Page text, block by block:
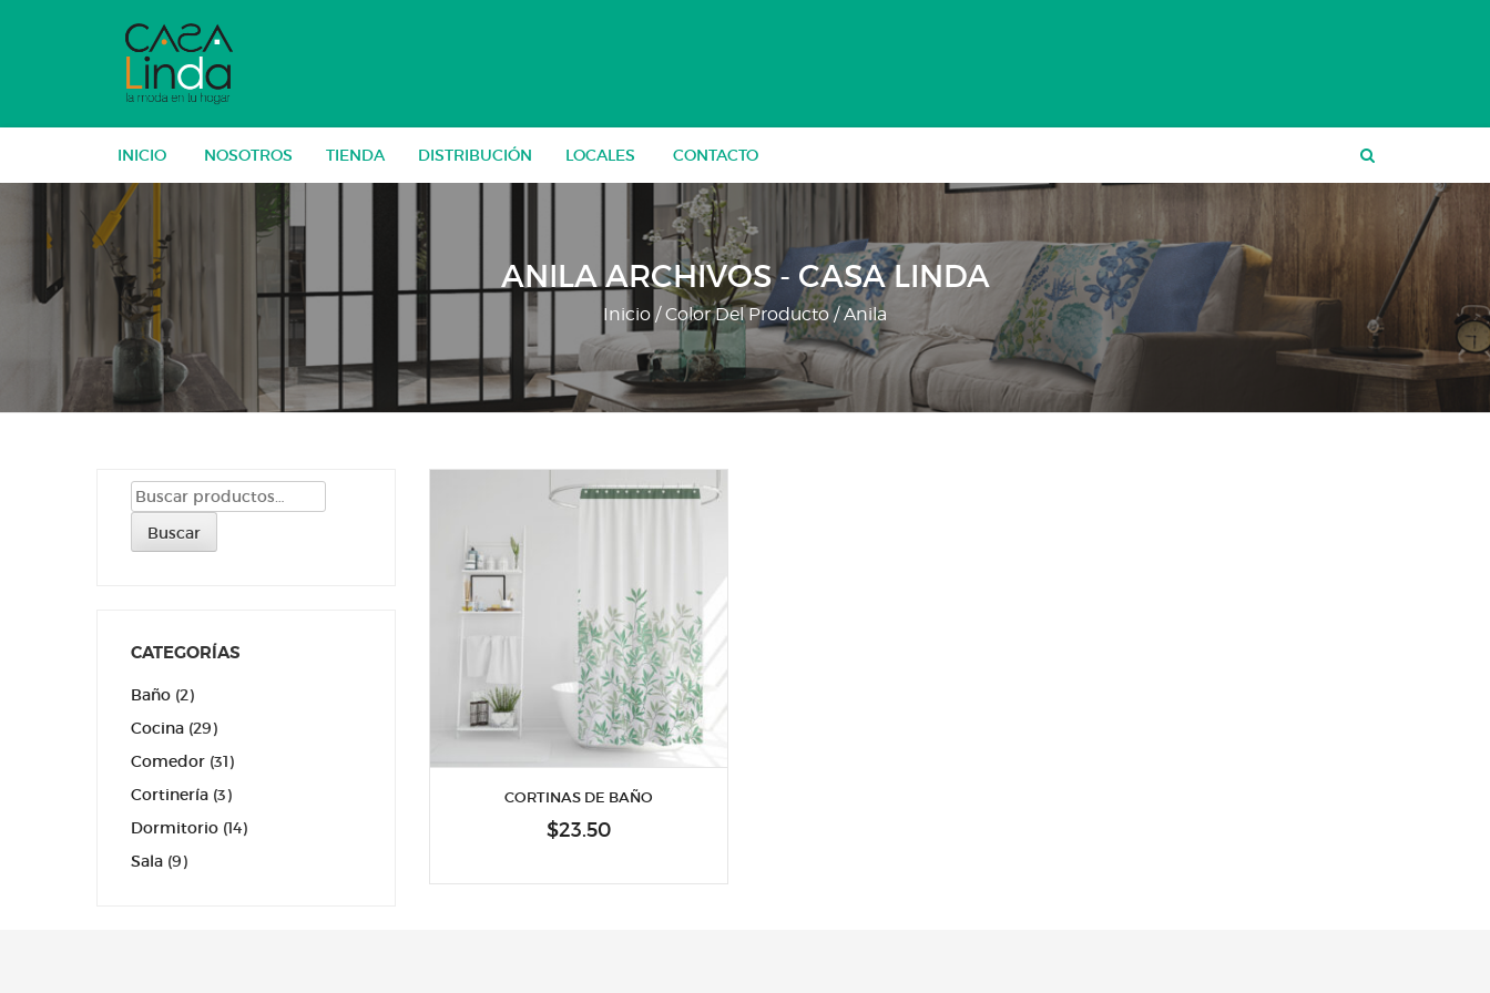
INICIO NOSOTROS TIENDA DISTRIBUCIÓN LOCALES CONTACTO
ANILA ARCHIVOS - CASA LINDA
Inicio / Color Del Producto / Anila
Buscar
por:
Buscar
CATEGORÍAS
Baño (2)
Cocina (29)
Comedor (31)
Cortinería (3)
Dormitorio (14)
Sala (9)
CORTINAS DE BAÑO
$23.50